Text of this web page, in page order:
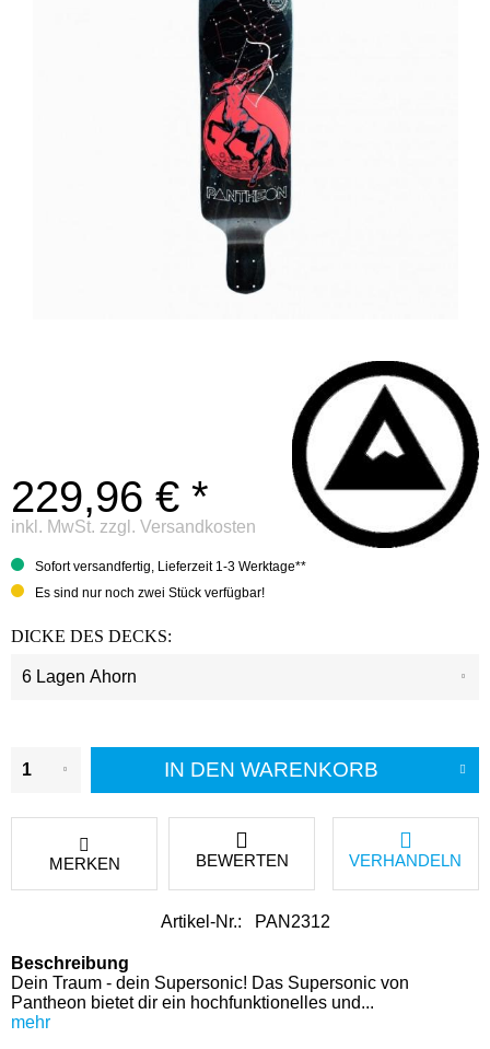
229,96 € *
inkl. MwSt. zzgl. Versandkosten
Sofort versandfertig, Lieferzeit 1-3 Werktage**
Es sind nur noch zwei Stück verfügbar!
DICKE DES DECKS:
IN DEN WARENKORB
MERKEN BEWERTEN VERHANDELN
Artikel-Nr.: PAN2312
Beschreibung
Dein Traum - dein Supersonic! Das Supersonic von
Pantheon bietet dir ein hochfunktionelles und...
mehr